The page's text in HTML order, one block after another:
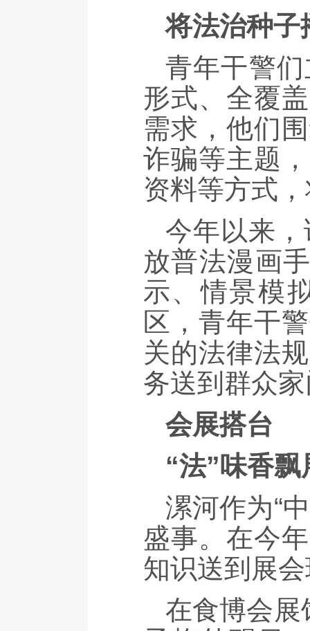
将法治种子
青年干警
形式、全覆
需求，他们
诈骗等主题
资料等方式
今年以来
放普法漫画
示、情景模
区，青年干
关的法律法
务送到群众
会展搭台
“法”味香
漯河作为“
盛事。在今
知识送到展
在食博会展